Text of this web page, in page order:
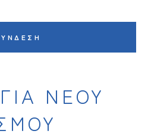
ΕΡΜΙΟΝΗ
ΙΑΝΑΣΣΑΝΈΟΥ